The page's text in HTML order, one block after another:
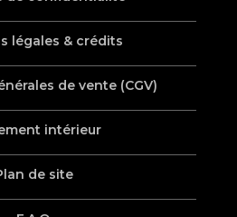
légales & crédits
de vente (CGV)
intérieur
de site